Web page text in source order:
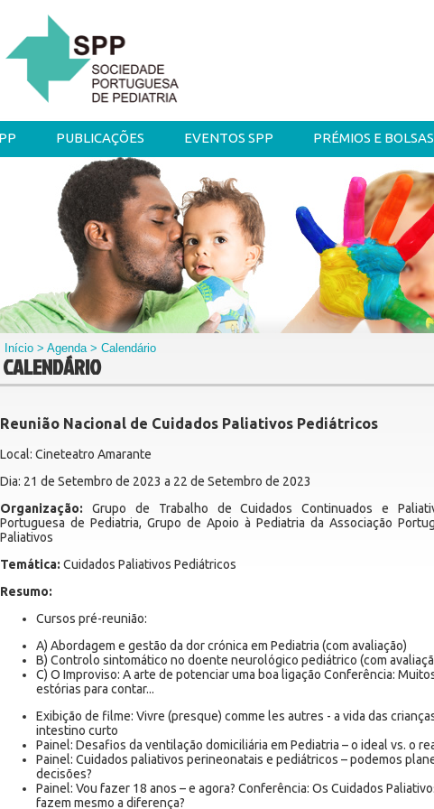
PUBLICAÇÕES EVENTOS SPP PRÉMIOS E BOLSAS
Início >Agenda> Calendário
CALENDÁRIO
Reunião Nacional de Cuidados Paliativos Pediátricos
Local: Cineteatro Amarante
Dia: 21 de Setembro de 2023 a 22 de Setembro de 2023
Organização: Grupo de Trabalho de Cuidados Continuados e
Portuguesa de Pediatria, Grupo de Apoio à Pediatria da Associação
Paliativos
Temática: Cuidados Paliativos Pediátricos
Resumo:
Cursos pré-reunião:
A) Abordagem e gestão da dor crónica em Pediatria (com avaliação)
B) Controlo sintomático no doente neurológico pediátrico (com
C) O Improviso: A arte de potenciar uma boa ligação Conferência:
estórias para contar...
Exibição de filme: Vivre (presque) comme les autres - a vida das
intestino curto
Painel: Desafios da ventilação domiciliária em Pediatria – o ideal vs. o
Painel: Cuidados paliativos perineonatais e pediátricos – podemos
decisões?
Painel: Vou fazer 18 anos – e agora? Conferência: Os Cuidados
fazem mesmo a diferença?